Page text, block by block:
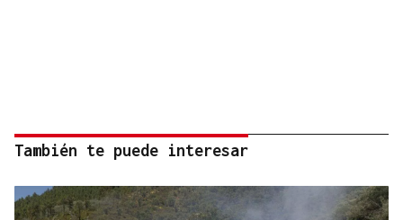
También te puede interesar